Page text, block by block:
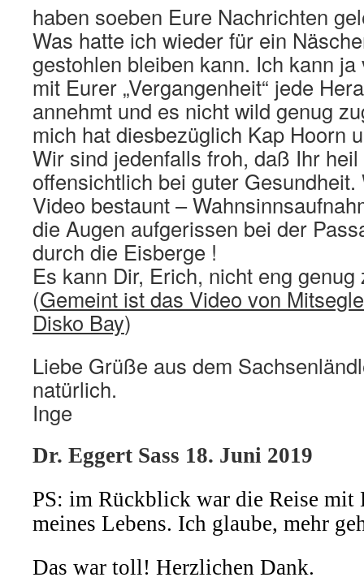
haben soeben Eure Nachrichten
Was hatte ich wieder für ein
gestohlen bleiben kann. Ich kann
mit Eurer „Vergangenheit“ jede
annehmt und es nicht wild genug
mich hat diesbezüglich Kap Hoorn
Wir sind jedenfalls froh, daß Ihr
offensichtlich bei guter
Video bestaunt –
die Augen aufgerissen bei der
durch die Eisberge !
Es kann Dir, Erich, nicht eng
(Gemeint ist das Video von
Disko Bay)
Liebe Grüße aus dem
natürlich.
Inge
Dr. Eggert Sass 18. Juni 2019
PS: im Rückblick war die Reise mit
meines Lebens. Ich glaube, mehr
Das war toll! Herzlichen Dank.